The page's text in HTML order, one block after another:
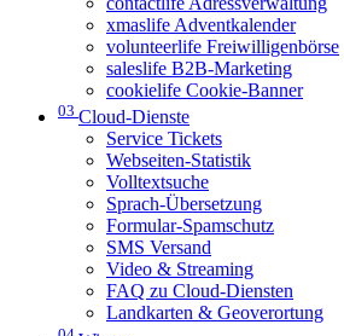
xmaslife Adventkalender
volunteerlife Freiwilligenbörse
saleslife B2B-Marketing
cookielife Cookie-Banner
03 Cloud-Dienste
Service Tickets
Webseiten-Statistik
Volltextsuche
Sprach-Übersetzung
Formular-Spamschutz
SMS Versand
Video & Streaming
FAQ zu Cloud-Diensten
Landkarten & Geoverortung